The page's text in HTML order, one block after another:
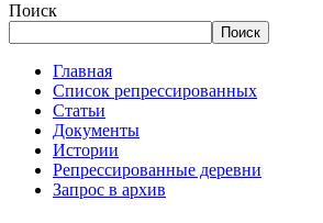
Поиск
Поиск
Главная
Список репрессированных
Статьи
Документы
Истории
Репрессированные деревни
Запрос в архив